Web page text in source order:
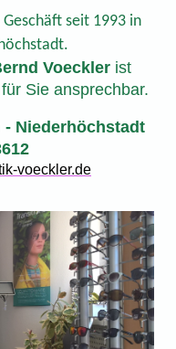
seit 1993 in
Voecklerist
Sie ansprechbar.
Niederhöchstadt
voeckler.de